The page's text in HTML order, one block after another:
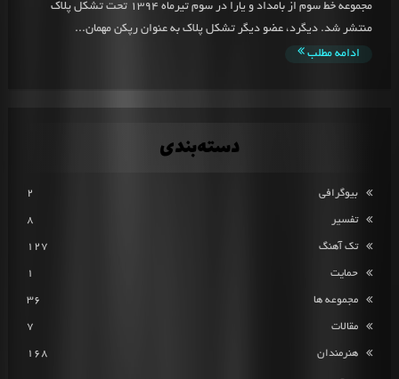
مجموعه خط سوم از بامداد و یارا در سوم تیرماه 1394 تحت تشکل پلاک
منتشر شد. دیگرد، عضو دیگر تشکل پلاک به عنوان رپکن مهمان...
ادامه مطلب
دسته‌بندی
بیوگرافی 2
تفسیر 8
تک آهنگ 127
حمایت 1
مجموعه ها 36
مقالات 7
هنرمندان 168